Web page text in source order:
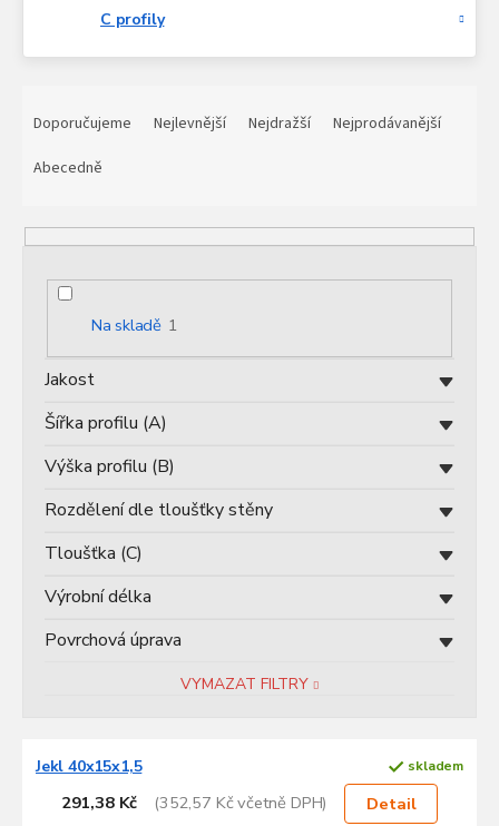
C profily
p
Doporučujeme Nejlevnější Nejdražší
Nejprodávanější
Abecedně
Na skladě 1
Jakost
Povrchová úprava
Rozdělení dle tloušťky stěny
Šířka profilu (A)
Tloušťka (C)
Výrobní délka
Výška profilu (B)
VYMAZAT FILTRY
Jekl 40x15x1,5 skladem
291,38 Kč (352,57 Kč včetně DPH) Detail